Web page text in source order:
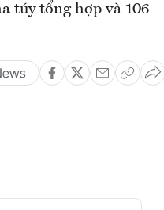
túy tổng hợp và 106